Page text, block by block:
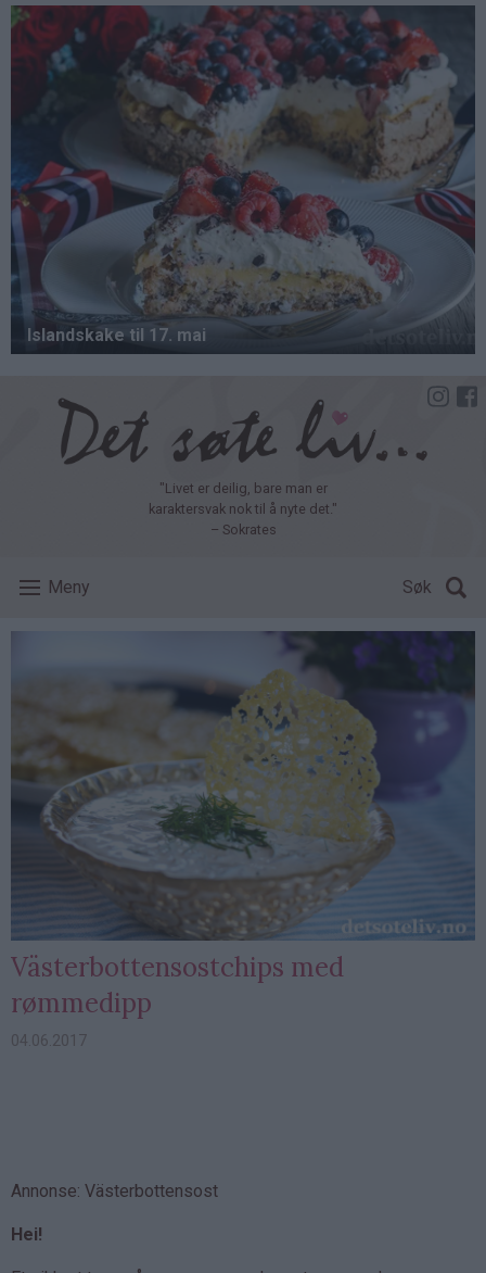
Hopp
hovedinnhold
"Livet er deilig, bare man er
karaktersvak nok til å nyte det."
– Sokrates
Meny Søk
Västerbottensostchips med
rømmedipp
04.06.2017
Annonse: Västerbottensost
Hei!